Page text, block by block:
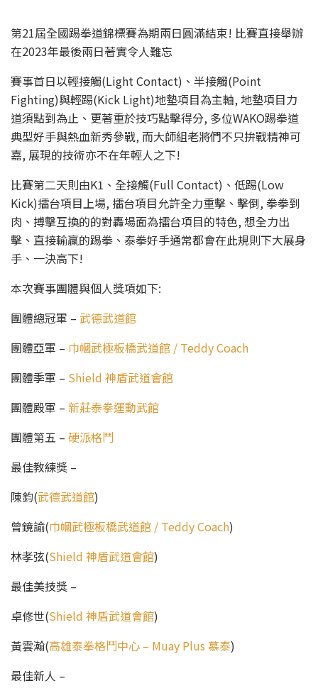
第21屆全國踢拳道錦標賽為期兩日圓滿結束! 比賽直接舉辦
在2023年最後兩日著實令人難忘
賽事首日以輕接觸(Light Contact)、半接觸(Point
Fighting)與輕踢(Kick Light)地墊項目為主軸, 地墊項目力
道須點到為止、更著重於技巧點擊得分, 多位WAKO踢拳道
典型好手與熱血新秀參戰, 而大師組老將們不只拚戰精神可
嘉, 展現的技術亦不在年輕人之下!
比賽第二天則由K1、全接觸(Full Contact)、低踢(Low
Kick)擂台項目上場, 擂台項目允許全力重擊、擊倒, 拳拳到
肉、搏擊互換的的對轟場面為擂台項目的特色, 想全力出
擊、直接輸贏的踢拳、泰拳好手通常都會在此規則下大展身
手、一決高下!
本次賽事團體與個人獎項如下:
團體總冠軍 – 武德武道館
團體亞軍 – 巾幗武極板橋武道館 / Teddy Coach
團體季軍 – Shield 神盾武道會館
團體殿軍 – 新莊泰拳運動武館
團體第五 – 硬派格鬥
最佳教練獎 –
陳鈞(武德武道館)
曾鏡諭(巾幗武極板橋武道館 / Teddy Coach)
林孝弦(Shield 神盾武道會館)
最佳美技獎 –
卓修世(Shield 神盾武道會館)
黃雲瀚(高雄泰拳格鬥中心 – Muay Plus 慕泰)
最佳新人 –